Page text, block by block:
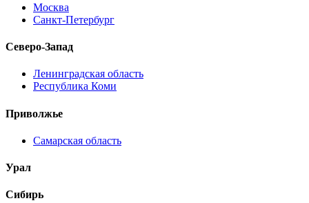
Москва
Санкт-Петербург
Северо-Запад
Ленинградская область
Республика Коми
Приволжье
Самарская область
Урал
Сибирь